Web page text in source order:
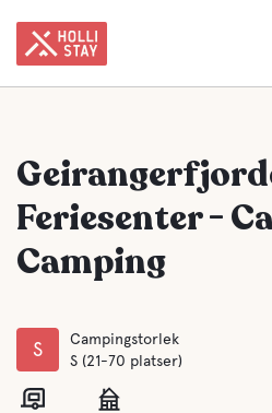
Feriesenter -
Camping
S
Campingstorlek
S (21-70 platser)